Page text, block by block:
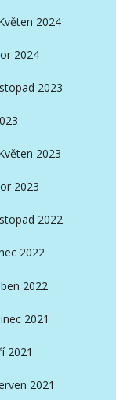
2024
2024
2023
2023
2023
2022
2022
2022
2021
2021
2021